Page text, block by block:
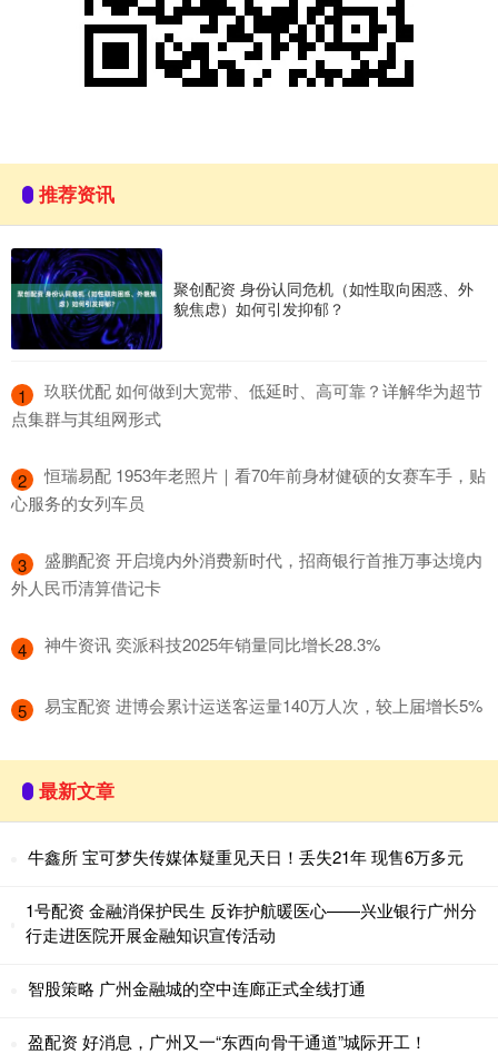
推荐资讯
聚创配资 身份认同危机（如性取向困惑、外
貌焦虑）如何引发抑郁？
1
​玖联优配 如何做到大宽带、低延时、高可靠？详解华为超节
点集群与其组网形式
2
​恒瑞易配 1953年老照片｜看70年前身材健硕的女赛车手，贴
心服务的女列车员
3
​盛鹏配资 开启境内外消费新时代，招商银行首推万事达境内
外人民币清算借记卡
4 ​神牛资讯 奕派科技2025年销量同比增长28.3%
5 ​易宝配资 进博会累计运送客运量140万人次，较上届增长5%
最新文章
牛鑫所 宝可梦失传媒体疑重见天日！丢失21年 现售6万多元
1号配资 金融消保护民生 反诈护航暖医心——兴业银行广州分
行走进医院开展金融知识宣传活动
智股策略 广州金融城的空中连廊正式全线打通
盈配资 好消息，广州又一“东西向骨干通道”城际开工！